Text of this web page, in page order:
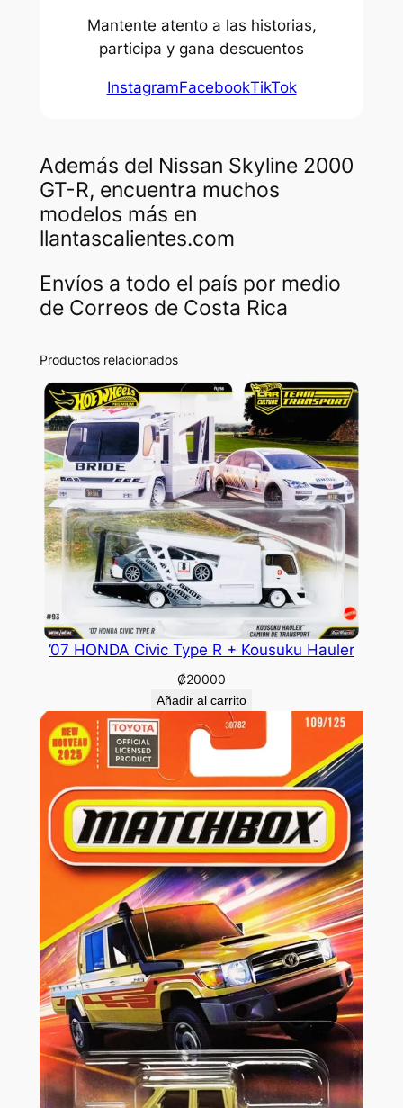
Mantente atento a las historias,
participa y gana descuentos
InstagramFacebookTikTok
Además del Nissan Skyline 2000
GT-R, encuentra muchos
modelos más en
llantascalientes.com
Envíos a todo el país por medio
de Correos de Costa Rica
Productos relacionados
’07 HONDA Civic Type R + Kousuku Hauler
₡20000
Añadir al carrito